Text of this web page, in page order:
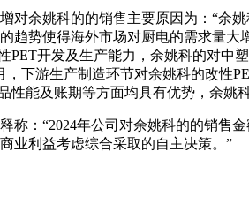
对余姚科的的销售主要原因为：“余
趋势使得海外市场对厨电的需求量
PET开发及生产能力，余姚科的对中
，下游生产制造环节对余姚科的改性
性能及账期等方面均具有优势，余姚
称：“2024年公司对余姚科的的销售
业利益考虑综合采取的自主决策。”